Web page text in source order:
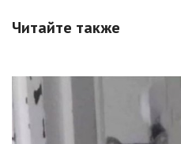
Читайте также